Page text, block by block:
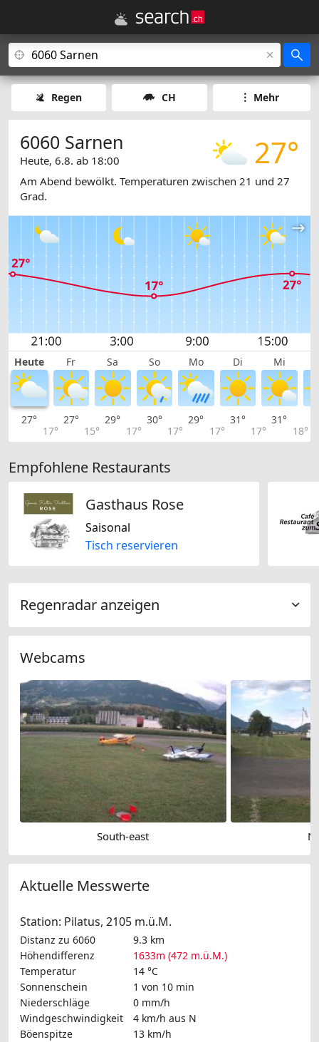
Regen CH Mehr
27°
6060 Sarnen
Heute, 6.8. ab 18:00
Am Abend bewölkt. Temperaturen zwischen 21 und 27
Grad.
Heute Fr Sa So Mo Di Mi
27°
17°
27°
15°
29°
17°
30°
17°
29°
17°
31°
17°
31°
18°
Empfohlene Restaurants
Gasthaus Rose
Saisonal
Tisch reservieren
Regenradar anzeigen
Webcams
South-east
Aktuelle Messwerte
Station: Pilatus, 2105 m.ü.M.
Distanz zu 6060
9.3 km
Höhendifferenz
1633m (472 m.ü.M.)
Temperatur
14 °C
Sonnenschein
1 von 10 min
Niederschläge
0 mm/h
Windgeschwindigkeit
4 km/h aus N
Böenspitze
13 km/h